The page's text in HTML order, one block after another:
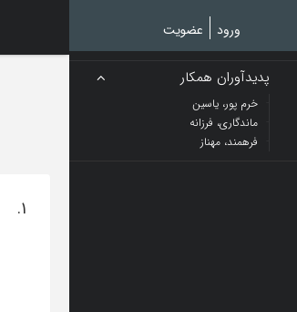
ورود عضویت
پدیدآوران همکار
خرم پور، یاسین
ماندگاری، فرزانه
فرهمند، مهناز
1.